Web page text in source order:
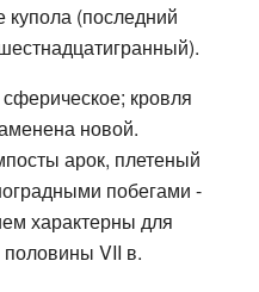
купола (последний
кровля
новой.
арок, плетеный
побегами -
характерны для
VII в.